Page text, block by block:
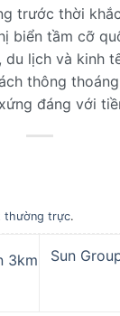
trước thời
tầm cỡ
lịch và kinh
thông
đáng với
thường trực.
3km
Sun